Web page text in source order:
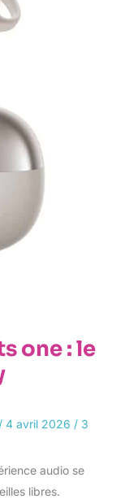
one : le
4 avril 2026 / 3
audio se
libres.